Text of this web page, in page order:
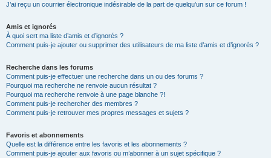
J’ai reçu un courrier électronique indésirable de la part de quelqu’un sur ce forum !
Amis et ignorés
À quoi sert ma liste d’amis et d’ignorés ?
Comment puis-je ajouter ou supprimer des utilisateurs de ma liste d’amis et d’ignorés ?
Recherche dans les forums
Comment puis-je effectuer une recherche dans un ou des forums ?
Pourquoi ma recherche ne renvoie aucun résultat ?
Pourquoi ma recherche renvoie à une page blanche ?!
Comment puis-je rechercher des membres ?
Comment puis-je retrouver mes propres messages et sujets ?
Favoris et abonnements
Quelle est la différence entre les favoris et les abonnements ?
Comment puis-je ajouter aux favoris ou m’abonner à un sujet spécifique ?